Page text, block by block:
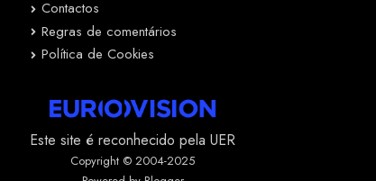
Contactos
Regras de comentários
Política de Cookies
Este site é reconhecido pela UER
Copyright © 2004-2025